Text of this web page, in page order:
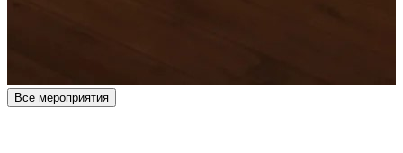
Все мероприятия